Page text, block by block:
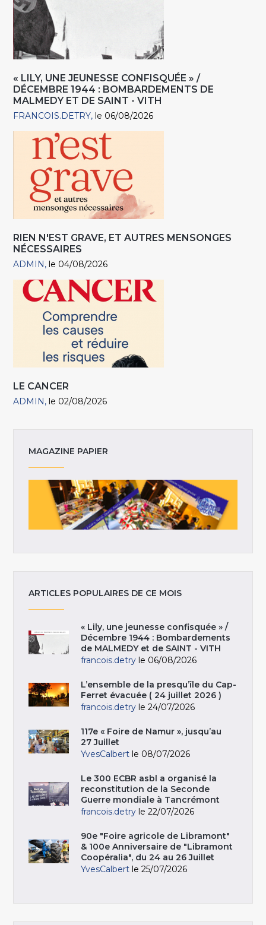
« LILY, UNE JEUNESSE CONFISQUÉE » /
DÉCEMBRE 1944 : BOMBARDEMENTS DE
MALMEDY ET DE SAINT - VITH
FRANCOIS.DETRY le 06/08/2026
RIEN N'EST GRAVE, ET AUTRES MENSONGES
NÉCESSAIRES
ADMIN le 04/08/2026
LE CANCER
ADMIN le 02/08/2026
MAGAZINE PAPIER
ARTICLES POPULAIRES DE CE MOIS
« Lily, une jeunesse confisquée » /
Décembre 1944 : Bombardements
de MALMEDY et de SAINT - VITH
francois.detry le 06/08/2026
L’ensemble de la presqu’île du Cap-
Ferret évacuée ( 24 juillet 2026 )
francois.detry le 24/07/2026
117e « Foire de Namur », jusqu’au
27 Juillet
YvesCalbert le 08/07/2026
Le 300 ECBR asbl a organisé la
reconstitution de la Seconde
Guerre mondiale à Tancrémont
francois.detry le 22/07/2026
90e "Foire agricole de Libramont"
& 100e Anniversaire de "Libramont
Coopéralia", du 24 au 26 Juillet
YvesCalbert le 25/07/2026